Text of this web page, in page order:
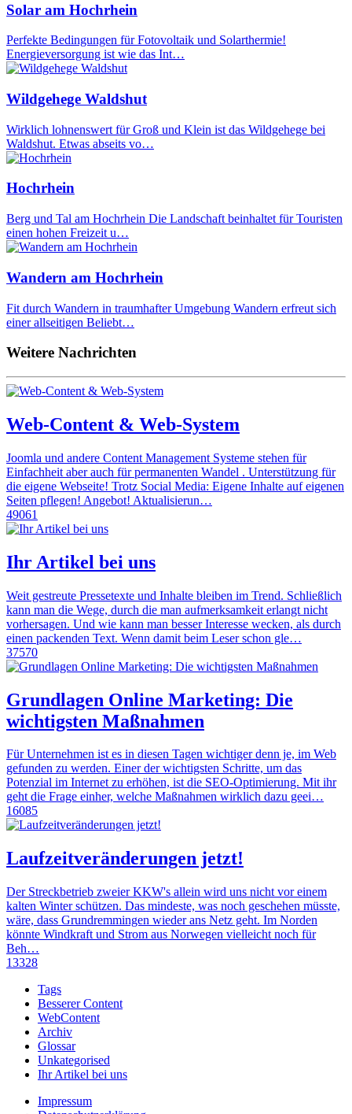
Solar am Hochrhein
Perfekte Bedingungen für Fotovoltaik und Solarthermie!
Energieversorgung ist wie das Int…
Wildgehege Waldshut
Wirklich lohnenswert für Groß und Klein ist das Wildgehege bei
Waldshut. Etwas abseits vo…
Hochrhein
Berg und Tal am Hochrhein Die Landschaft beinhaltet für Touristen
einen hohen Freizeit u…
Wandern am Hochrhein
Fit durch Wandern in traumhafter Umgebung Wandern erfreut sich
einer allseitigen Beliebt…
Weitere Nachrichten
Web-Content & Web-System
Joomla und andere Content Management Systeme stehen für
Einfachheit aber auch für permanenten Wandel . Unterstützung für
die eigene Webseite! Trotz Social Media: Eigene Inhalte auf eigenen
Seiten pflegen! Angebot! Aktualisierun…
49061
Ihr Artikel bei uns
Weit gestreute Pressetexte und Inhalte bleiben im Trend. Schließlich
kann man die Wege, durch die man aufmerksamkeit erlangt nicht
vorhersagen. Und wie kann man besser Interesse wecken, als durch
einen packenden Text. Wenn damit beim Leser schon gle…
37570
Grundlagen Online Marketing: Die
wichtigsten Maßnahmen
Für Unternehmen ist es in diesen Tagen wichtiger denn je, im Web
gefunden zu werden. Einer der wichtigsten Schritte, um das
Potenzial im Internet zu erhöhen, ist die SEO-Optimierung. Mit ihr
geht die Frage einher, welche Maßnahmen wirklich dazu geei…
16085
Laufzeitveränderungen jetzt!
Der Streckbetrieb zweier KKW's allein wird uns nicht vor einem
kalten Winter schützen. Das mindeste, was noch geschehen müsste,
wäre, dass Grundremmingen wieder ans Netz geht. Im Norden
könnte Windkraft und Strom aus Norwegen vielleicht noch für
Beh…
13328
Tags
Besserer Content
WebContent
Archiv
Glossar
Unkategorised
Ihr Artikel bei uns
Impressum